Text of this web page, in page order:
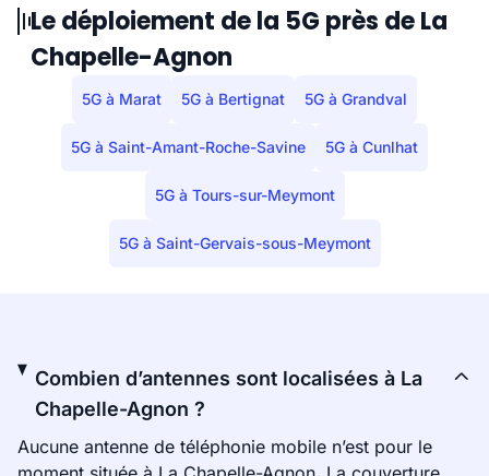
Le déploiement de la 5G près de La
Chapelle-Agnon
5G à Marat 5G à Bertignat 5G à Grandval
5G à Saint-Amant-Roche-Savine 5G à Cunlhat
5G à Tours-sur-Meymont
5G à Saint-Gervais-sous-Meymont
Combien d’antennes sont localisées à La
Chapelle-Agnon ?
Aucune antenne de téléphonie mobile n’est pour le